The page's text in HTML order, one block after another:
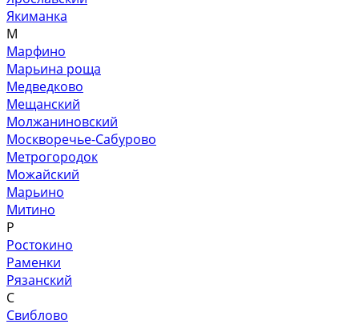
Якиманка
М
Марфино
Марьина роща
Медведково
Мещанский
Молжаниновский
Москворечье-Сабурово
Метрогородок
Можайский
Марьино
Митино
Р
Ростокино
Раменки
Рязанский
С
Свиблово